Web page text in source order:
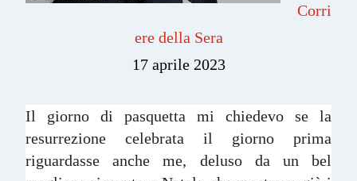
Corri
ere della Sera
17 aprile 2023
Il giorno di pasquetta mi chiedevo se la
resurrezione celebrata il giorno prima
riguardasse anche me, deluso da un bel